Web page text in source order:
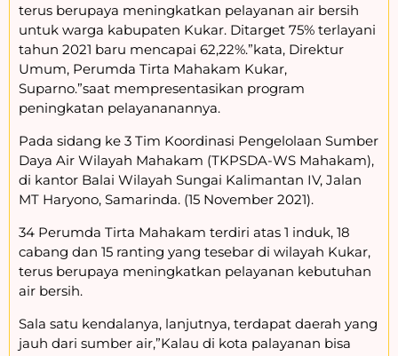
terus berupaya meningkatkan pelayanan air bersih
untuk warga kabupaten Kukar. Ditarget 75% terlayani
tahun 2021 baru mencapai 62,22%.”kata, Direktur
Umum, Perumda Tirta Mahakam Kukar,
Suparno.”saat mempresentasikan program
peningkatan pelayananannya.
Pada sidang ke 3 Tim Koordinasi Pengelolaan Sumber
Daya Air Wilayah Mahakam (TKPSDA-WS Mahakam),
di kantor Balai Wilayah Sungai Kalimantan IV, Jalan
MT Haryono, Samarinda. (15 November 2021).
34 Perumda Tirta Mahakam terdiri atas 1 induk, 18
cabang dan 15 ranting yang tesebar di wilayah Kukar,
terus berupaya meningkatkan pelayanan kebutuhan
air bersih.
Sala satu kendalanya, lanjutnya, terdapat daerah yang
jauh dari sumber air,”Kalau di kota palayanan bisa